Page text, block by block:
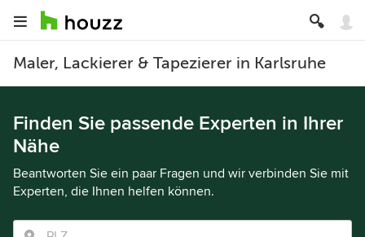
Maler, Lackierer & Tapezierer in Karlsruhe
Finden Sie passende Experten in Ihrer
Nähe
Beantworten Sie ein paar Fragen und wir verbinden Sie mit
Experten, die Ihnen helfen können.